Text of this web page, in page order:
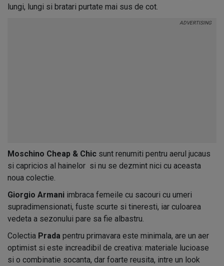
lungi, lungi si bratari purtate mai sus de cot.
Moschino Cheap & Chic sunt renumiti pentru aerul jucaus
si capricios al hainelor si nu se dezmint nici cu aceasta
noua colectie.
Giorgio Armani imbraca femeile cu sacouri cu umeri
supradimensionati, fuste scurte si tineresti, iar culoarea
vedeta a sezonului pare sa fie albastru.
Colectia Prada pentru primavara este minimala, are un aer
optimist si este increadibil de creativa: materiale lucioase
si o combinatie socanta, dar foarte reusita, intre un look